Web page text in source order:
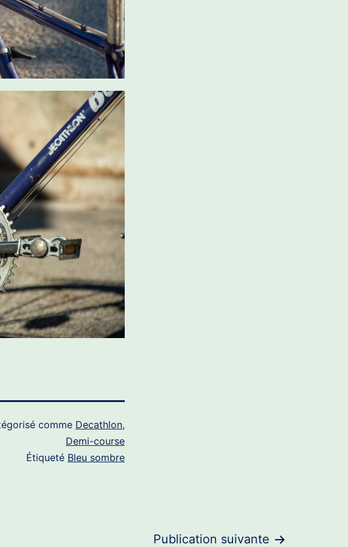
comme Decathlon,
Demi-course
Étiqueté Bleu sombre
Publication suivante